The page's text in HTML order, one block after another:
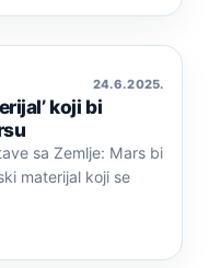
24. 6. 2025.
koji bi
sa Zemlje: Mars bi
materijal koji se